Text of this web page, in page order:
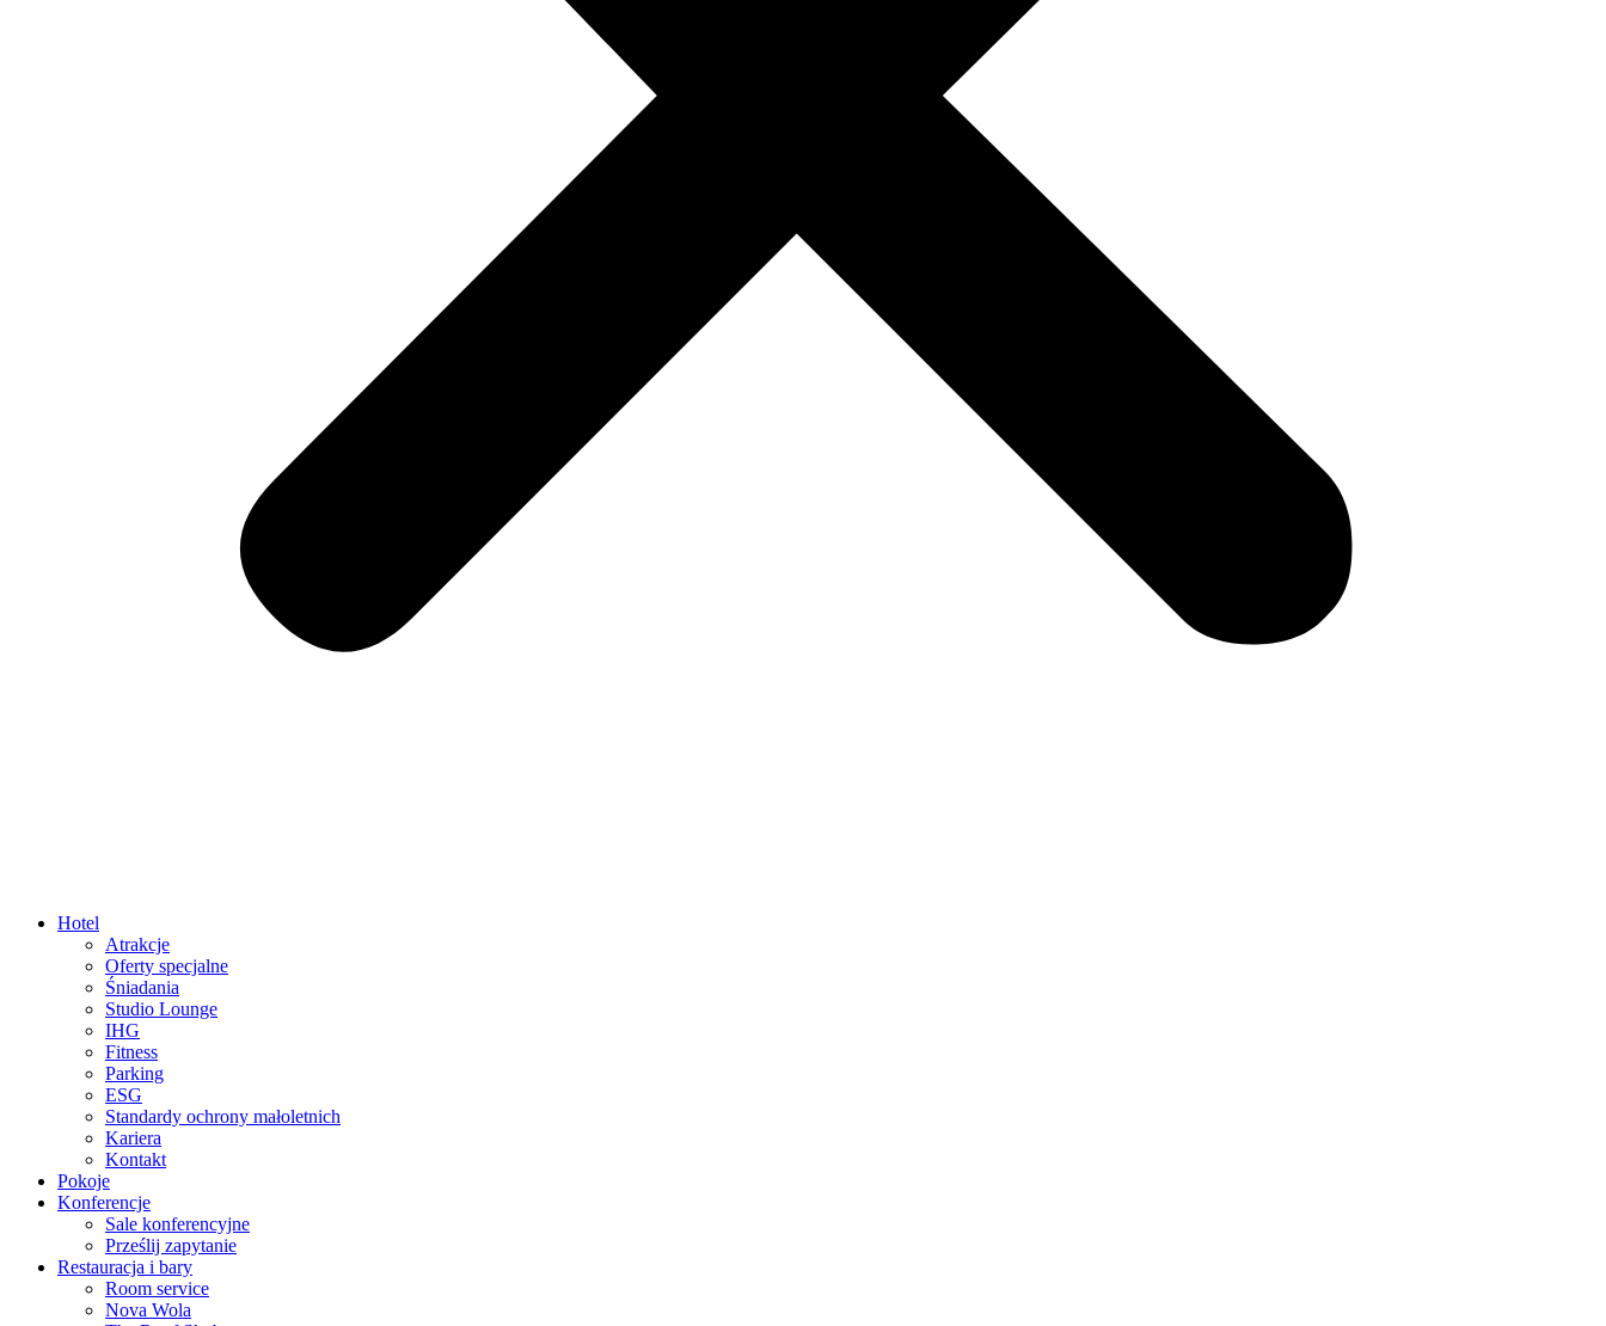
Hotel
Atrakcje
Oferty specjalne
Śniadania
Studio Lounge
IHG
Fitness
Parking
ESG
Standardy ochrony małoletnich
Kariera
Kontakt
Pokoje
Konferencje
Sale konferencyjne
Prześlij zapytanie
Restauracja i bary
Room service
Nova Wola